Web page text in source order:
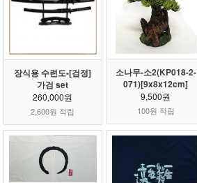
장식용 수련도-[검정]
가검 set
260,000원
2,600원 적립
소나무-소2(KP018-2-
071)[9x8x12cm]
9,500원
100원 적립